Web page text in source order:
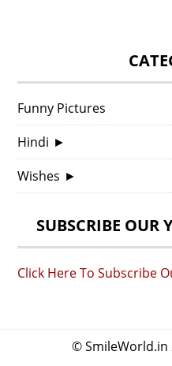
Funny Pictures
Hindi ►
Wishes ►
SUBSCRIBE OUR
Click Here To Subscribe
© SmileWorld.in